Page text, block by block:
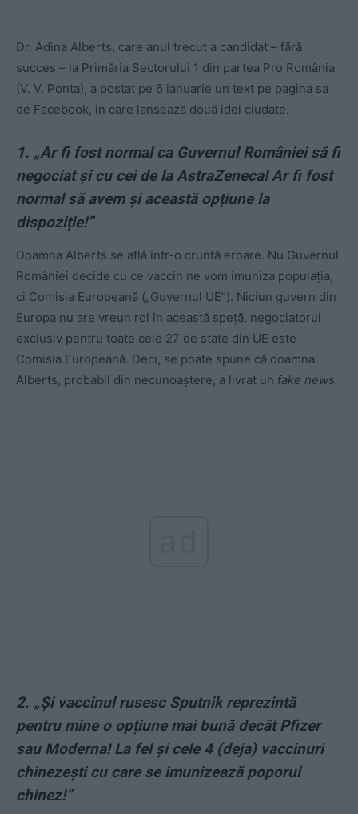
Dr. Adina Alberts, care anul trecut a candidat – fără
succes – la Primăria Sectorului 1 din partea Pro România
(V. V. Ponta), a postat pe 6 ianuarie un text pe pagina sa
de Facebook, în care lansează două idei ciudate.
1. „Ar fi fost normal ca Guvernul României să fi
negociat și cu cei de la AstraZeneca! Ar fi fost
normal să avem și această opțiune la
dispoziție!”
Doamna Alberts se află într-o cruntă eroare. Nu Guvernul
României decide cu ce vaccin ne vom imuniza populația,
ci Comisia Europeană („Guvernul UE”). Niciun guvern din
Europa nu are vreun rol în această speță, negociatorul
exclusiv pentru toate cele 27 de state din UE este
Comisia Europeană. Deci, se poate spune că doamna
Alberts, probabil din necunoaștere, a livrat un fake news.
2. „Și vaccinul rusesc Sputnik reprezintă
pentru mine o opțiune mai bună decât Pfizer
sau Moderna! La fel și cele 4 (deja) vaccinuri
chinezești cu care se imunizează poporul
chinez!”